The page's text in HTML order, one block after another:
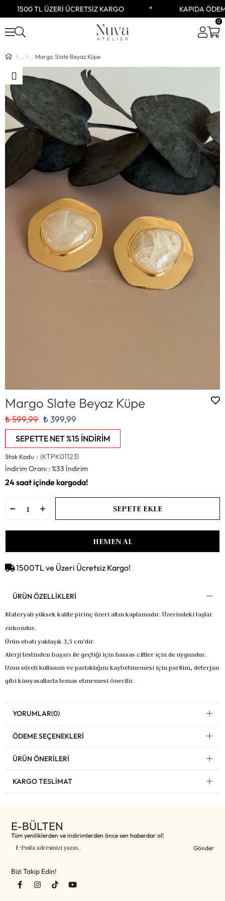
1500 TL ÜZERİ ÜCRETSİZ KARGO KAPIDA
0
Margo Slate Beyaz Küpe
Margo Slate Beyaz Küpe
₺ 599,99 ₺ 399,99
SEPETTE NET %15 İNDİRİM
Stok Kodu
(KTPK01123)
İndirim Oranı : %33 İndirim
1500TL ve Üzeri Ücretsiz Kargo!
ÜRÜN ÖZELLIKLERI
Materyali yüksek kalite pirinç üzeri altın kaplamadır. Üzerindeki taşlar
zirkondur.
Ürün ebatı yaklaşık 3,5 cm'dir.
Alerji testinden başarı ile geçtiği için hassas ciltler için de uygundur.
Uzun süreli kullanım ve parlaklığını kaybetmemesi için parfüm, deterjan
gibi kimyasallarla temas etmemesi önerilir.
YORUMLAR(0)
ÖDEME SEÇENEKLERI
ÜRÜN ÖNERILERI
KARGO TESLIMAT
E-BÜLTEN
Tüm yeniliklerden ve indirimlerden önce sen haberdar ol!
Gönder
Bizi Takip Edin!